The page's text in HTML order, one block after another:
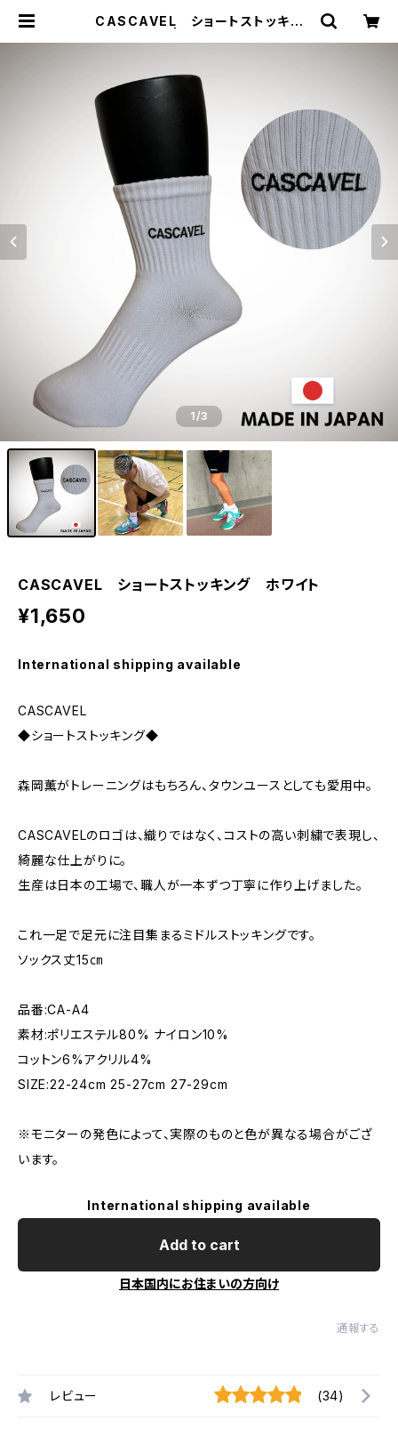
CASCAVEL ショートストッキン
1/3
CASCAVEL ショートストッキング ホワイト
¥1,650
International shipping available
CASCAVEL
◆ショートストッキング◆
森岡薫がトレーニングはもちろん、タウンユースとしても愛用中。
CASCAVELのロゴは、織りではなく、コストの高い刺繍で表現し、
綺麗な仕上がりに。
生産は日本の工場で、職人が一本ずつ丁寧に作り上げました。
これ一足で足元に注目集まるミドルストッキングです。
ソックス丈15㎝
品番:CA-A4
素材:ポリエステル80% ナイロン10%
コットン6%アクリル4%
SIZE:22-24cm 25-27cm 27-29cm
※モニターの発色によって、実際のものと色が異なる場合がござ
います。
International shipping available
Add to cart
日本国内にお住まいの方向け
通報する
レビュー (34)